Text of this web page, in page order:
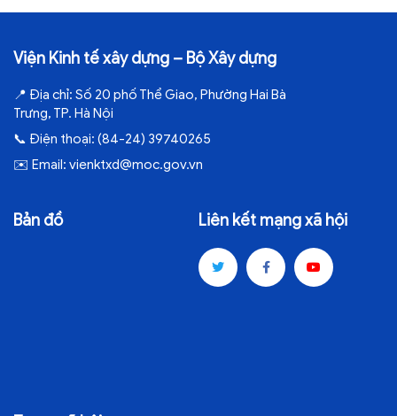
Viện Kinh tế xây dựng – Bộ Xây dựng
📍 Địa chỉ: Số 20 phố Thể Giao, Phường Hai Bà
Trưng, TP. Hà Nội
📞 Điện thoại: (84-24) 39740265
✉️ Email: vienktxd@moc.gov.vn
Bản đồ Liên kết mạng xã hội